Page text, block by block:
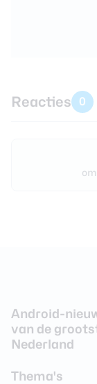
Reacties 0
Android-
van de
Nederland
Thema's